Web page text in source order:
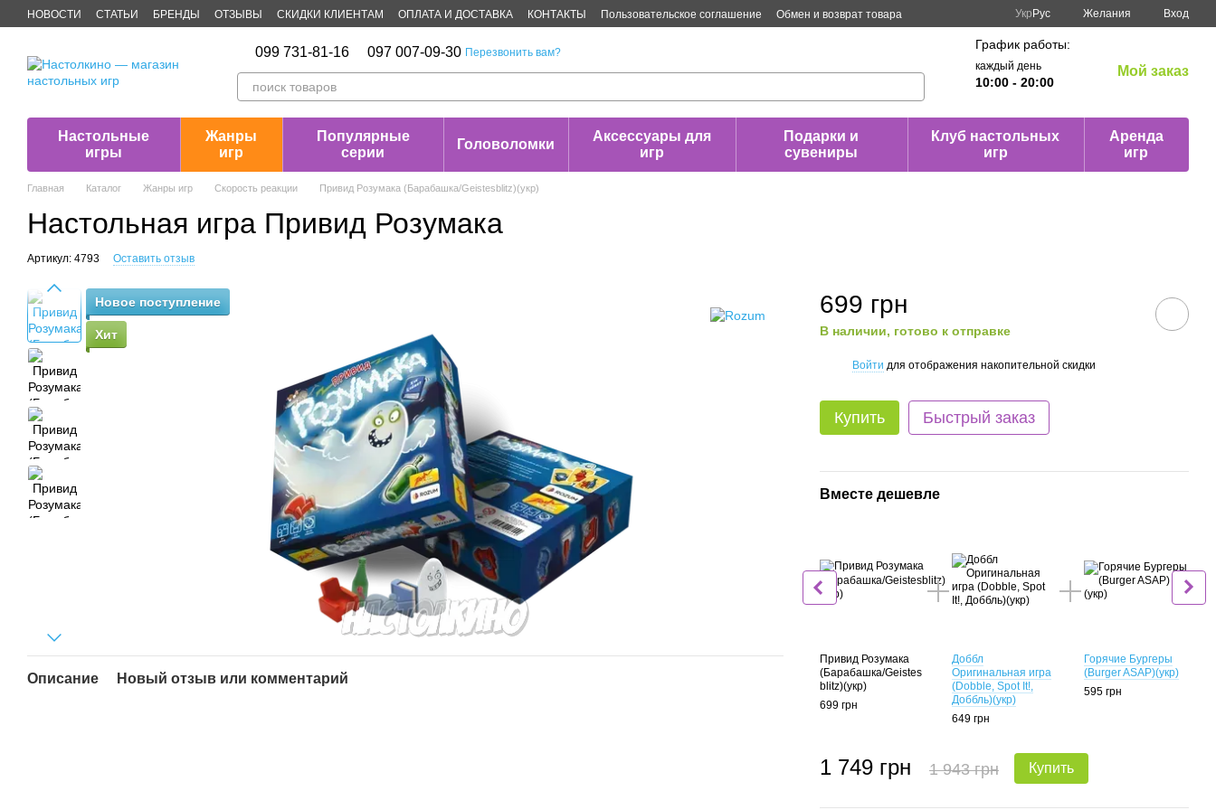
Перейти к основному контенту
НОВОСТИ СТАТЬИ БРЕНДЫ ОТЗЫВЫ СКИДКИ КЛИЕНТАМ ОПЛАТА И ДОСТАВКА КОНТАКТЫ Пользовательское соглашение
Обмен и возврат товара
Укр Рус Желания Вход
099 731-81-16 097 007-09-30 Перезвонить вам?
График работы:
каждый день
10:00 - 20:00
Мой заказ
Настольные
игры
Жанры
игр
Популярные
серии
Головоломки
Аксессуары для
игр
Подарки и
сувениры
Клуб настольных
игр
Аренда
игр
Главная Каталог Жанры игр Скорость реакции Привид Розумака (Барабашка/Geistesblitz)(укр)
Настольная игра Привид Розумака
Артикул: 4793 Оставить отзыв
Новое поступление
Хит
Описание Новый отзыв или комментарий
699 грн
В наличии, готово к отправке
Войти для отображения накопительной скидки
Купить Быстрый заказ
Вместе дешевле
Привид Розумака
(Барабашка/Geistes
blitz)(укр)
699 грн
Доббл
Оригинальная игра
(Dobble, Spot It!,
Доббль)(укр)
649 грн
Горячие Бургеры
(Burger ASAP)(укр)
595 грн
1 749 грн 1 943 грн Купить